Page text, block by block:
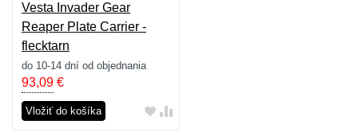
Vesta Invader Gear
Reaper Plate Carrier -
flecktarn
do 10-14 dní od objednania
93,09 €
Vložiť do košíka